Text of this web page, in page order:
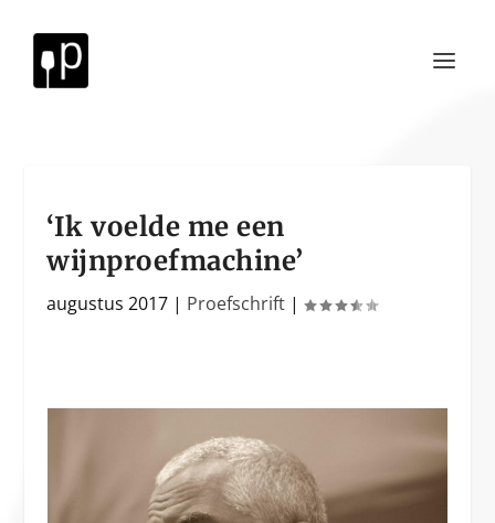
‘Ik voelde me een
wijnproefmachine’
augustus 2017 | Proefschrift |